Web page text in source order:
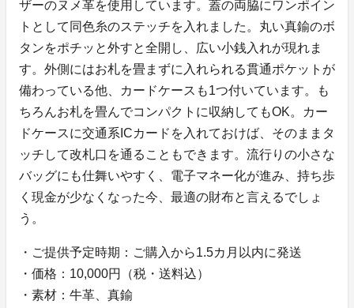
ザーのヌメ革を使用しています。蓋の両脇にワンポイン
トとして同色糸のステッチを入れました。丸い真鍮のボ
タンをポチッと外すと全開し、広い小銭入れが現れま
す。外側にはお札を畳まずに入れられる貫通ポケットが
備わっている他、カードケースも1つ付いています。も
ちろんお札を畳んでコンパクトに収納してもOK。カー
ドケースに交通系ICカードを入れておけば、そのままタ
ッチして改札口を通ることもできます。流行りの小さな
バッグにも仕舞いやすく、電子マネー化が進み、持ち歩
く現金が少なくなった今、最適の財布と言えるでしょ
う。
・ご提供予定時期：ご購入から1.5カ月以内に発送
・価格：10,000円（税・送料込）
・素材：牛革、真鍮